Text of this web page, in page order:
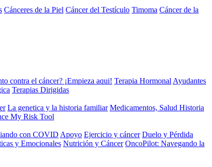
Cánceres de la Piel Cáncer del Testículo Timoma Cáncer de la
contra el cáncer? ¡Empieza aqui! Terapia Hormonal Ayudantes
Terapias Dirigidas
La genetica y la historia familiar Medicamentos, Salud Historia
My Risk Tool
con COVID Apoyo Ejercicio y cáncer Duelo y Pérdida
y Emocionales Nutrición y Cáncer OncoPilot: Navegando la